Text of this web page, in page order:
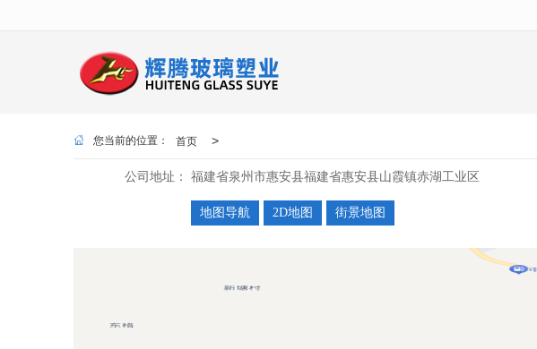
您当前的位置： 首页 >
公司地址： 福建省泉州市惠安县福建省惠安县山霞镇赤湖工业区
地图导航 2D地图 街景地图